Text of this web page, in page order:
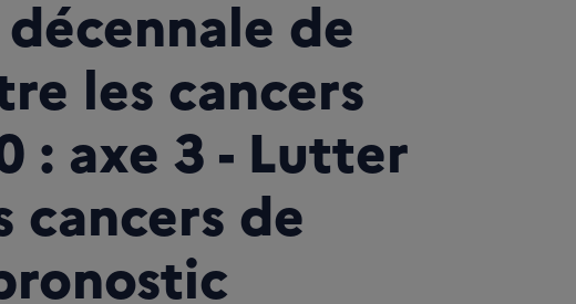
de
les cancers
: axe 3 - Lutter
cancers de